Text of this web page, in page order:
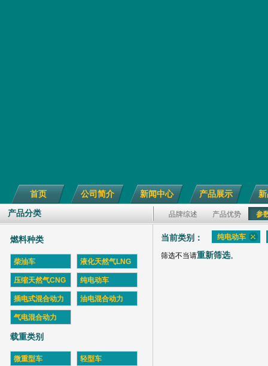
首页 公司简介 新闻中心 产品展示
产品分类 品牌综述 产品优势 参
燃料种类
柴油车 液化天然气LNG
压缩天然气CNG 纯电动车
插电式混合动力 油电混合动力
气电混合动力
载重类别
微重型车 轻型车
当前类别： 纯电动车
筛选不当请重新筛选。